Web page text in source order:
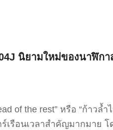
นิยามใหม่ของนาฬิก
of the rest” หรือ “ก้าวล้
เรือนเวลาสำคัญมากมาย